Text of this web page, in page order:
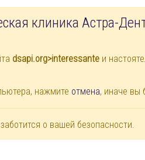
клиника Астра-
dsapi.org>interessante и
нажмите отмена, иначе вы
о вашей безопасности.